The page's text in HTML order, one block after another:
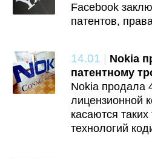
Facebook
патентов,
14.01 | Nokia
патентному
Nokia продала
лицензионной
касаются
технологий